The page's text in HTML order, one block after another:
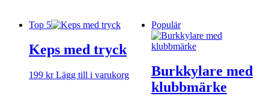
kan
Top 5
Keps med tryck
199 kr Lägg till i varukorg
Populär
Burkkylare med
klubbmärke